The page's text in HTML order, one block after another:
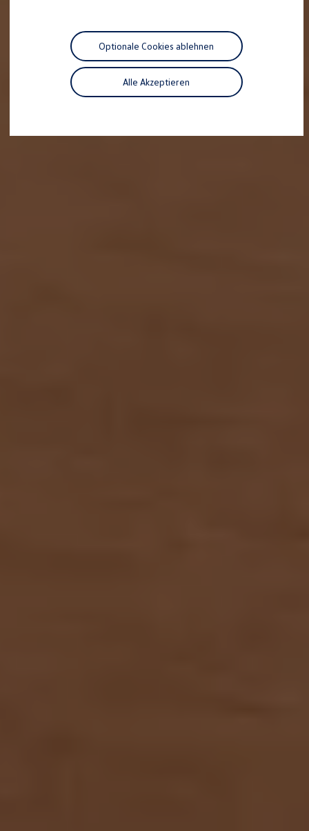
California App
California Lifestyle & Zubehör
Übernachten im California
Unternehmen
Karriere
Nachhaltigkeit
Alle Akzeptieren
Optionale Cookies ablehnen